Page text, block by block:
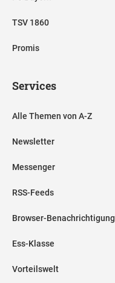
TSV 1860
Promis
Services
Alle Themen von A-Z
Newsletter
Messenger
RSS-Feeds
Browser-Benachrichtigung
Ess-Klasse
Vorteilswelt